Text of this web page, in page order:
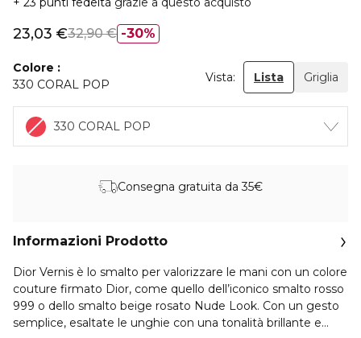
30%
23,03 €32,90 €
Colore
330 CORAL POP
Vista: Lista Griglia
330 CORAL POP
Consegna gratuita da 35€
Informazioni Prodotto
Dior Vernis è lo smalto per valorizzare le mani con un colore
couture firmato Dior, come quello dell’iconico smalto rosso
999 o dello smalto beige rosato Nude Look. Con un gesto
semplice, esaltate le unghie con una tonalità brillante e